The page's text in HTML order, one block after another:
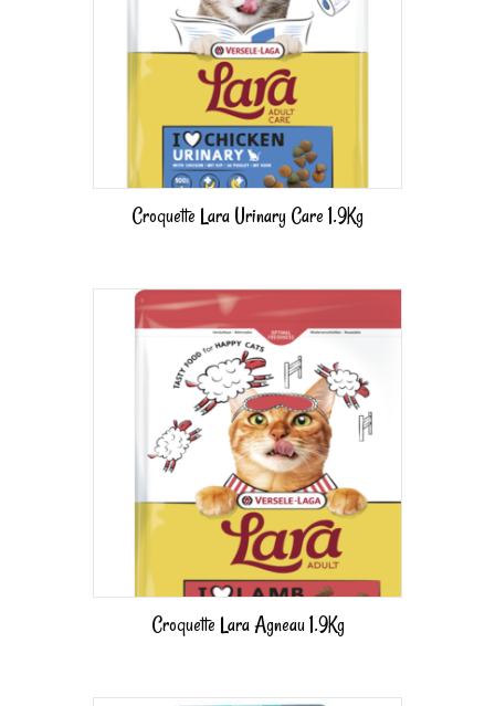
Croquette Lara Urinary Care 1.9Kg
Croquette Lara Agneau 1.9Kg